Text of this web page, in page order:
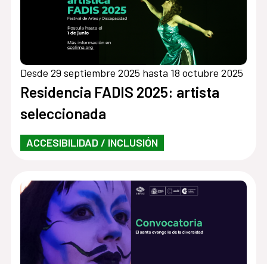
Desde 29 septiembre 2025 hasta 18 octubre 2025
Residencia FADIS 2025: artista
seleccionada
ACCESIBILIDAD / INCLUSIÓN